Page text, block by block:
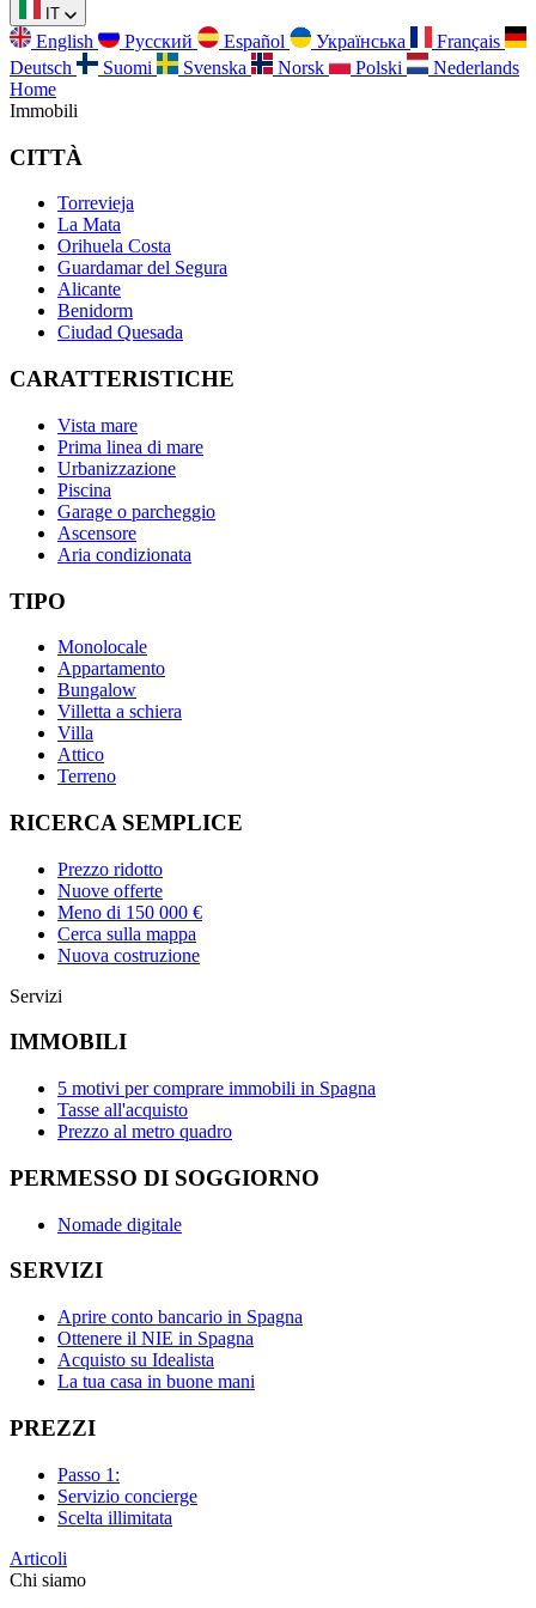
IT
English Русский Español Українська
Français
Deutsch
Suomi Svenska Norsk Polski
Nederlands
Home
Immobili
CITTÀ
Torrevieja
La Mata
Orihuela Costa
Guardamar del Segura
Alicante
Benidorm
Ciudad Quesada
CARATTERISTICHE
Vista mare
Prima linea di mare
Urbanizzazione
Piscina
Garage o parcheggio
Ascensore
Aria condizionata
TIPO
Monolocale
Appartamento
Bungalow
Villetta a schiera
Villa
Attico
Terreno
RICERCA SEMPLICE
Prezzo ridotto
Nuove offerte
Meno di 150 000 €
Cerca sulla mappa
Nuova costruzione
Servizi
IMMOBILI
5 motivi per comprare immobili in Spagna
Tasse all'acquisto
Prezzo al metro quadro
PERMESSO DI SOGGIORNO
Nomade digitale
SERVIZI
Aprire conto bancario in Spagna
Ottenere il NIE in Spagna
Acquisto su Idealista
La tua casa in buone mani
PREZZI
Passo 1:
Servizio concierge
Scelta illimitata
Articoli
Chi siamo